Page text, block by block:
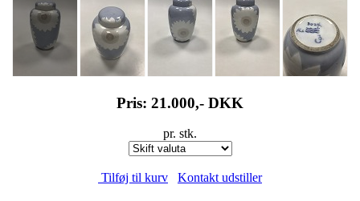
Pris: 21.000,- DKK
pr. stk.
Tilføj til kurv Kontakt udstiller